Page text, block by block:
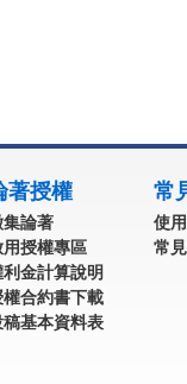
著授權
集論著
用授權專區
利金計算說明
權合約書下載
稿基本資料表
常
使
常